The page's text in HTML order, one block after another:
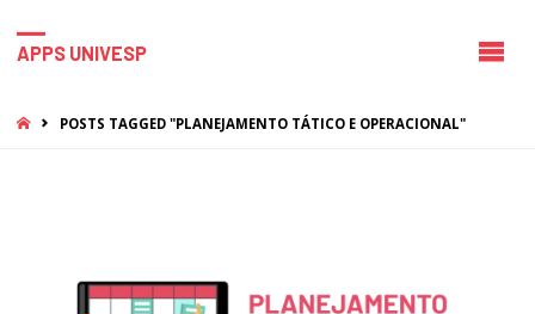
APPS UNIVESP
HOMEPOSTS TAGGED "PLANEJAMENTO TÁTICO E OPERACIONAL"